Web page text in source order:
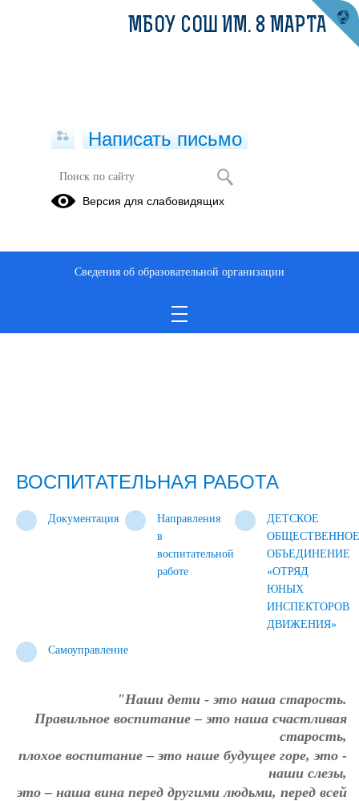
ВОСПИТАТЕЛЬНАЯ РАБОТА
Документация
Направления
в
воспитательной
работе
ДЕТСКОЕ
ОБЩЕСТВЕННОЕ
ОБЪЕДИНЕНИЕ
«ОТРЯД
ЮНЫХ
ИНСПЕКТОРОВ
ДВИЖЕНИЯ»
Самоуправление
"Наши дети - это наша старость.
Правильное воспитание – это наша счастливая
старость,
плохое воспитание – это наше будущее горе, это -
наши слезы,
это – наша вина перед другими людьми, перед всей
МБОУ СОШ ИМ. 8 МАРТА
Написать письмо
Версия для слабовидящих
Сведения об образовательной организации